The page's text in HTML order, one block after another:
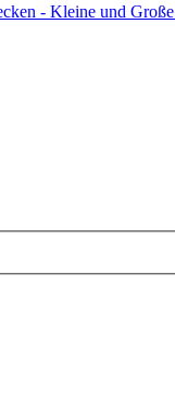
- Kleine und